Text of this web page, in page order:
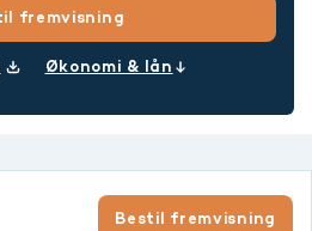
fremvisning
Økonomi & lån
Bestil fremvisning